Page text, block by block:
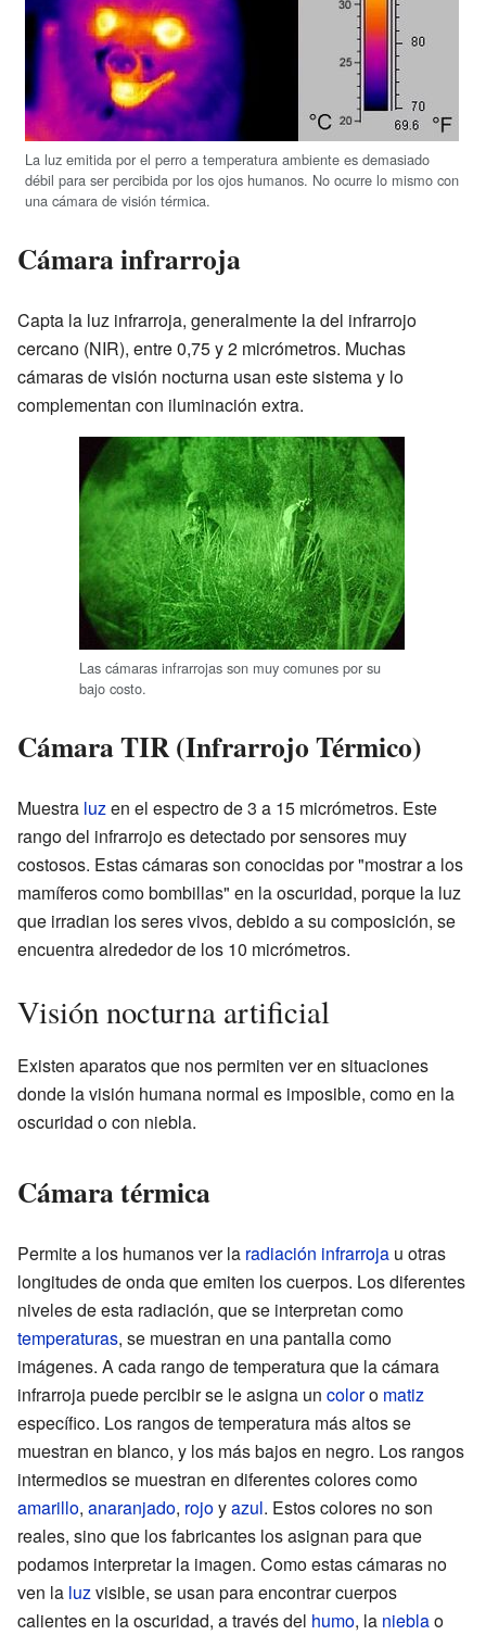
La luz emitida por el perro a temperatura ambiente es demasiado
débil para ser percibida por los ojos humanos. No ocurre lo mismo con
una cámara de visión térmica.
Cámara infrarroja
Capta la luz infrarroja, generalmente la del infrarrojo
cercano (NIR), entre 0,75 y 2 micrómetros. Muchas
cámaras de visión nocturna usan este sistema y lo
complementan con iluminación extra.
Las cámaras infrarrojas son muy comunes por su
bajo costo.
Cámara TIR (Infrarrojo Térmico)
Muestra luzen el espectro de 3 a 15 micrómetros. Este
rango del infrarrojo es detectado por sensores muy
costosos. Estas cámaras son conocidas por "mostrar a los
mamíferos como bombillas" en la oscuridad, porque la luz
que irradian los seres vivos, debido a su composición, se
encuentra alrededor de los 10 micrómetros.
Visión nocturna artificial
Existen aparatos que nos permiten ver en situaciones
donde la visión humana normal es imposible, como en la
oscuridad o con niebla.
Cámara térmica
Permite a los humanos ver la radiación infrarroja u otras
longitudes de onda que emiten los cuerpos. Los diferentes
niveles de esta radiación, que se interpretan como
temperaturas, se muestran en una pantalla como
imágenes. A cada rango de temperatura que la cámara
infrarroja puede percibir se le asigna un coloro matiz
específico. Los rangos de temperatura más altos se
muestran en blanco, y los más bajos en negro. Los rangos
intermedios se muestran en diferentes colores como
amarillo, anaranjado, rojoyazul. Estos colores no son
reales, sino que los fabricantes los asignan para que
podamos interpretar la imagen. Como estas cámaras no
ven la luzvisible, se usan para encontrar cuerpos
calientes en la oscuridad, a través del humo, la nieblao